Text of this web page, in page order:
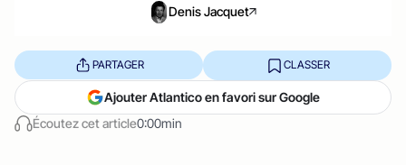
Denis Jacquet
Écoutez cet article0:00min
PARTAGER CLASSER
Ajouter Atlantico en favori sur Google